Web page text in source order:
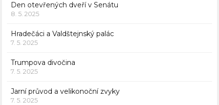
Den otevřených dveří v Senátu
8. 5. 2025
Hradečáci a Valdštejnský palác
7. 5. 2025
Trumpova divočina
7. 5. 2025
Jarní průvod a velikonoční zvyky
7. 5. 2025